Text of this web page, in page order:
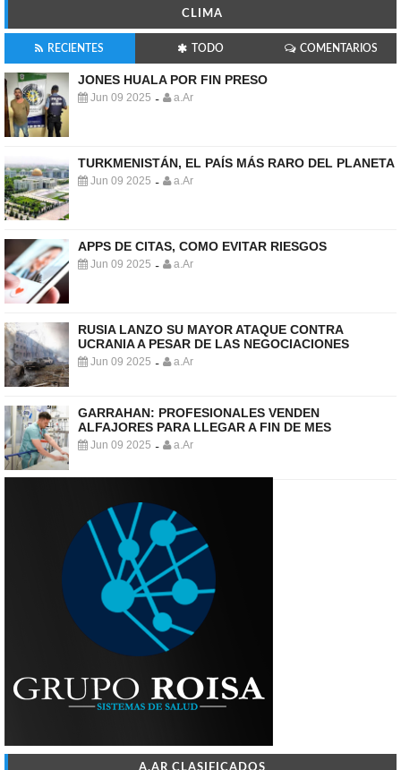
CLIMA
RECIENTES TODO COMENTARIOS
JONES HUALA POR FIN PRESO
Jun 09 2025 - a.Ar
TURKMENISTÁN, EL PAÍS MÁS RARO DEL PLANETA
Jun 09 2025 - a.Ar
APPS DE CITAS, COMO EVITAR RIESGOS
Jun 09 2025 - a.Ar
RUSIA LANZO SU MAYOR ATAQUE CONTRA
UCRANIA A PESAR DE LAS NEGOCIACIONES
Jun 09 2025 - a.Ar
GARRAHAN: PROFESIONALES VENDEN
ALFAJORES PARA LLEGAR A FIN DE MES
Jun 09 2025 - a.Ar